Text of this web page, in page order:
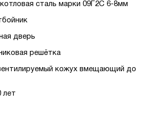
сталь марки 09Г2С 6-8мм
дверь
решётка
кожух вмещающий до
лет